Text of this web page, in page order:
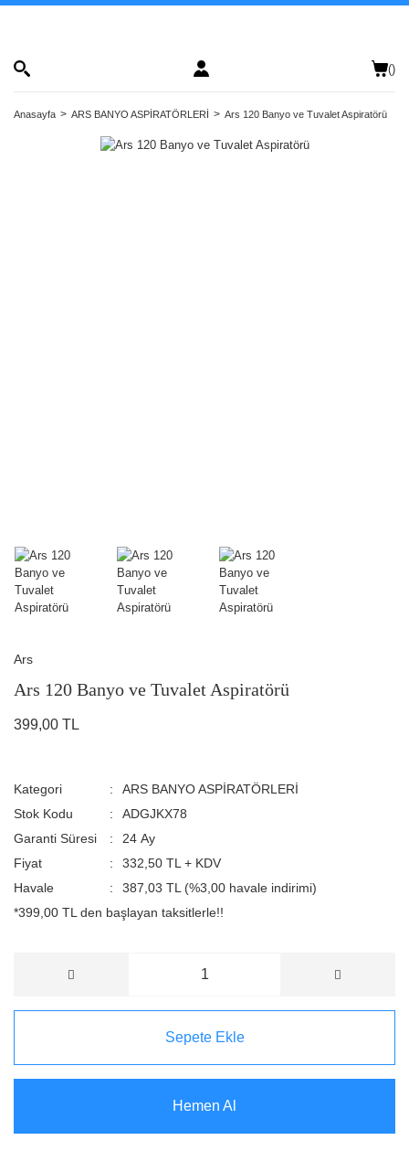
()
Anasayfa ARS BANYO ASPİRATÖRLERİ Ars 120 Banyo ve Tuvalet Aspiratörü
Ars
Ars 120 Banyo ve Tuvalet Aspiratörü
399,00 TL
Kategori
ARS BANYO ASPİRATÖRLERİ
Stok Kodu
ADGJKX78
Garanti Süresi
24 Ay
Fiyat
332,50 TL + KDV
Havale
387,03 TL (%3,00 havale indirimi)
*399,00 TL den başlayan taksitlerle!!
Sepete Ekle
Hemen Al